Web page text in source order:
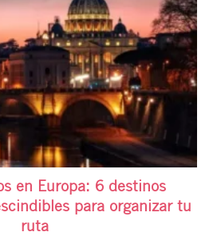
en Europa: 6 destinos
para organizar tu
ruta